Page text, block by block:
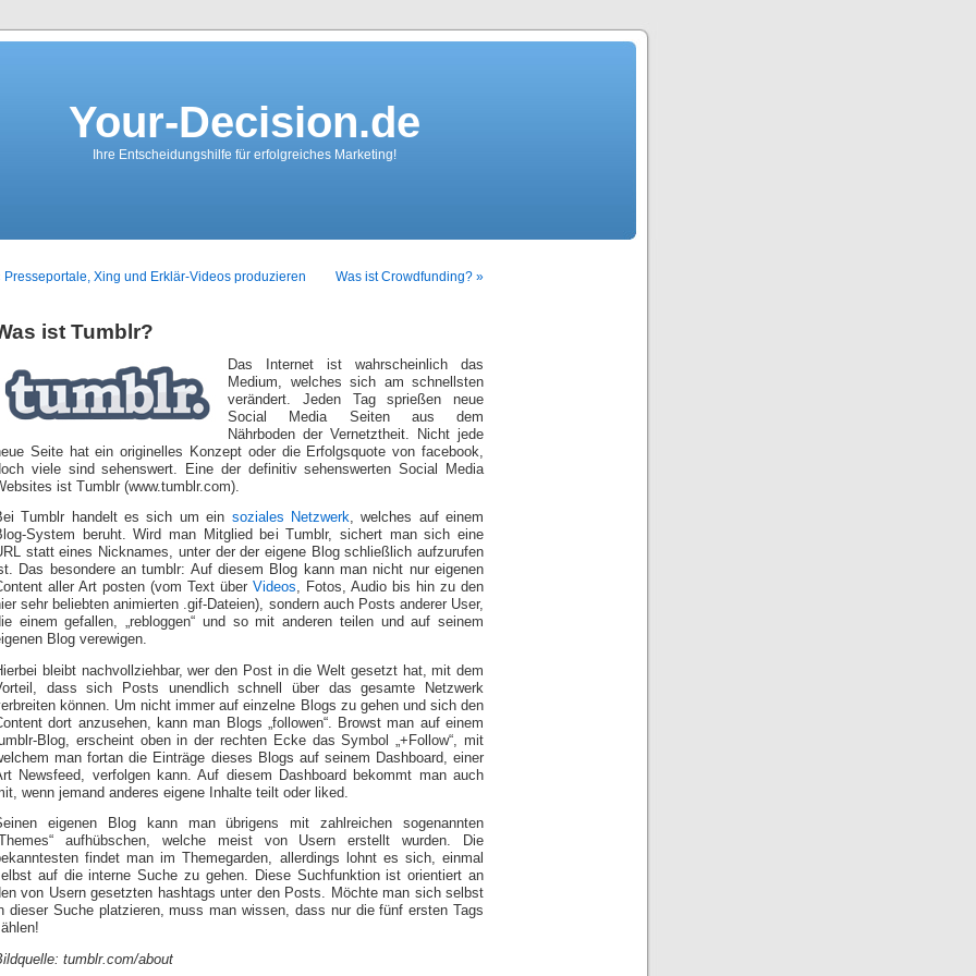
Your-Decision.de
Ihre Entscheidungshilfe für erfolgreiches Marketing!
Presseportale, Xing und Erklär-Videos produzieren Was ist Crowdfunding? »
ist Tumblr?
Das Internet ist wahrscheinlich das
Medium, welches sich am schnellsten
verändert. Jeden Tag sprießen neue
Social Media Seiten aus dem
Nährboden der Vernetztheit. Nicht jede
Seite hat ein originelles Konzept oder die Erfolgsquote von facebook,
viele sind sehenswert. Eine der definitiv sehenswerten Social Media
ist Tumblr (www.tumblr.com).
Tumblr handelt es sich um ein soziales Netzwerk, welches auf einem
System beruht. Wird man Mitglied bei Tumblr, sichert man sich eine
statt eines Nicknames, unter der der eigene Blog schließlich aufzurufen
Das besondere an tumblr: Auf diesem Blog kann man nicht nur eigenen
aller Art posten (vom Text über Videos, Fotos, Audio bis hin zu den
sehr beliebten animierten .gif-Dateien), sondern auch Posts anderer User,
einem gefallen, „rebloggen“ und so mit anderen teilen und auf seinem
Blog verewigen.
bleibt nachvollziehbar, wer den Post in die Welt gesetzt hat, mit dem
dass sich Posts unendlich schnell über das gesamte Netzwerk
können. Um nicht immer auf einzelne Blogs zu gehen und sich den
dort anzusehen, kann man Blogs „followen“. Browst man auf einem
Blog, erscheint oben in der rechten Ecke das Symbol „+Follow“, mit
man fortan die Einträge dieses Blogs auf seinem Dashboard, einer
Newsfeed, verfolgen kann. Auf diesem Dashboard bekommt man auch
wenn jemand anderes eigene Inhalte teilt oder liked.
eigenen Blog kann man übrigens mit zahlreichen sogenannten
aufhübschen, welche meist von Usern erstellt wurden. Die
findet man im Themegarden, allerdings lohnt es sich, einmal
auf die interne Suche zu gehen. Diese Suchfunktion ist orientiert an
von Usern gesetzten hashtags unter den Posts. Möchte man sich selbst
dieser Suche platzieren, muss man wissen, dass nur die fünf ersten Tags
tumblr.com/about